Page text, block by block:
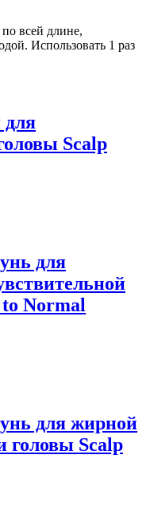
всей длине,
Использовать 1 раз
Scalp
для
Normal
для жирной
головы Scalp